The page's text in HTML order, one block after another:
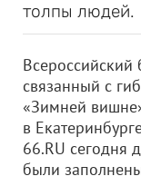
толпы людей.
Всероссийский
связанный с
«Зимней
в
66.RU сегодня
были